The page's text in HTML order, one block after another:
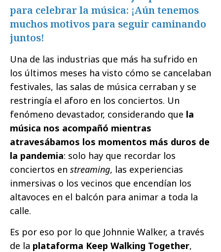
para celebrar la música: ¡Aún tenemos
muchos motivos para seguir caminando
juntos!
Una de las industrias que más ha sufrido en
los últimos meses ha visto cómo se cancelaban
festivales, las salas de música cerraban y se
restringía el aforo en los conciertos. Un
fenómeno devastador, considerando que la
música nos acompañó mientras
atravesábamos los momentos más duros de
la pandemia: solo hay que recordar los
conciertos en streaming, las experiencias
inmersivas o los vecinos que encendían los
altavoces en el balcón para animar a toda la
calle.
Es por eso por lo que Johnnie Walker, a través
de la plataforma Keep Walking Together,